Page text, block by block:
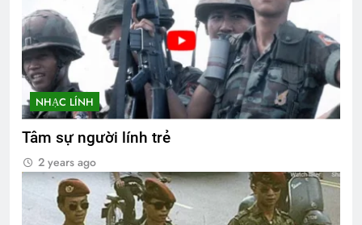
NHẠC LÍNH
Tâm sự người lính trẻ
2 years ago